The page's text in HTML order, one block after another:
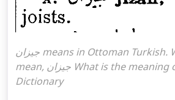
جیزان means in Ottoman Turkish. What does that mean in the Ottoman language جیزان. جیزان attoman turkish I
mean, جیزان What is the meaning of the word, what does it mean in turkish جیزان, Ottoman Turkish English
Dictionary